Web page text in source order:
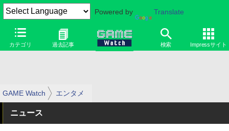
Powered by Translate
カテゴリ 過去記事 検索 Impressサイト
GAME Watch エンタメ
ニュース